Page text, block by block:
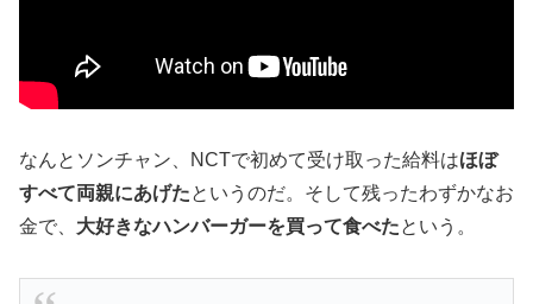
なんとソンチャン、NCTで初めて受け取った給料はほぼ
すべて両親にあげたというのだ。そして残ったわずかなお
金で、 大好きなハンバーガーを買って食べたという。